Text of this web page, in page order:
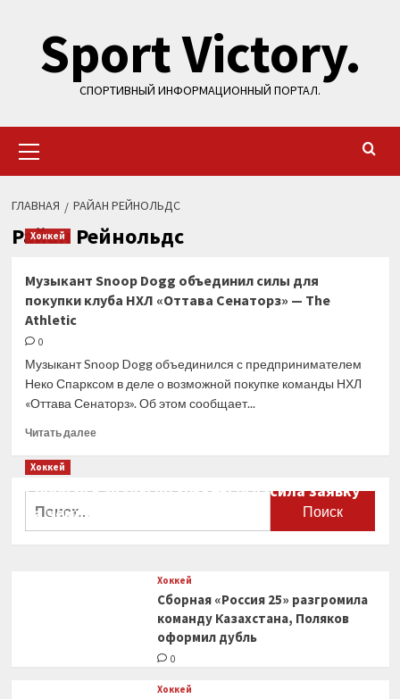
содержимому
Sport Victory.
СПОРТИВНЫЙ ИНФОРМАЦИОННЫЙ ПОРТАЛ.
меню
ГЛАВНАЯ РАЙАН РЕЙНОЛЬДС
Райан Рейнольдс
Хоккей
Музыкант Snoop Dogg объединил силы для
покупки клуба НХЛ «Оттава Сенаторз» — The
Athletic
0
Музыкант Snoop Dogg объединился с предпринимателем
Неко Спарксом в деле о возможной покупке команды НХЛ
«Оттава Сенаторз». Об этом сообщает...
Читать далееПрочитать
объединил
Хоккей
Сборная Канады по хоккею огласила заявку
на чемпионат мира
Хоккей
Сборная «Россия 25» разгромила
команду Казахстана, Поляков
оформил дубль
0
Хоккей